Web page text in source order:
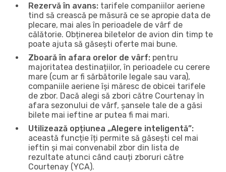
Rezervă în avans: tarifele companiilor aeriene
tind să crească pe măsură ce se apropie data de
plecare, mai ales în perioadele de vârf de
călătorie. Obținerea biletelor de avion din timp te
poate ajuta să găsești oferte mai bune.
Zboară în afara orelor de vârf: pentru
majoritatea destinațiilor, în perioadele cu cerere
mare (cum ar fi sărbătorile legale sau vara),
companiile aeriene își măresc de obicei tarifele
de zbor. Dacă alegi să zbori către Courtenay în
afara sezonului de vârf, șansele tale de a găsi
bilete mai ieftine ar putea fi mai mari.
Utilizează opțiunea „Alegere inteligentă”:
această funcție îți permite să găsești cel mai
ieftin și mai convenabil zbor din lista de
rezultate atunci când cauți zboruri către
Courtenay (YCA).